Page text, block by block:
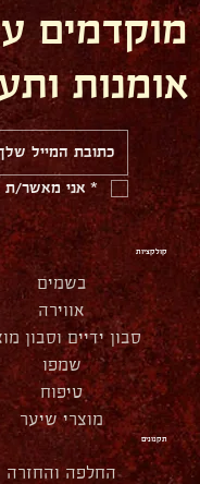
תקנונים
החלפה והחזרה
קולקציות
בשמים
אווירה
סבון ידיים וסבון
שמפו
טיפוח
מוצרי שיער
מוקדמים
אומנות
* אני מאשר/ת